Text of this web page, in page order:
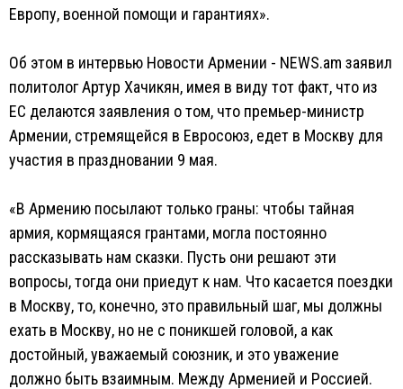
Европу, военной помощи и гарантиях».
Об этом в интервью Новости Армении - NEWS.am заявил
политолог Артур Хачикян, имея в виду тот факт, что из
ЕС делаются заявления о том, что премьер-министр
Армении, стремящейся в Евросоюз, едет в Москву для
участия в праздновании 9 мая.
«В Армению посылают только граны: чтобы тайная
армия, кормящаяся грантами, могла постоянно
рассказывать нам сказки. Пусть они решают эти
вопросы, тогда они приедут к нам. Что касается поездки
в Москву, то, конечно, это правильный шаг, мы должны
ехать в Москву, но не с поникшей головой, а как
достойный, уважаемый союзник, и это уважение
должно быть взаимным. Между Арменией и Россией.